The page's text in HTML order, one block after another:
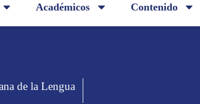
Académicos Contenido
de la Lengua